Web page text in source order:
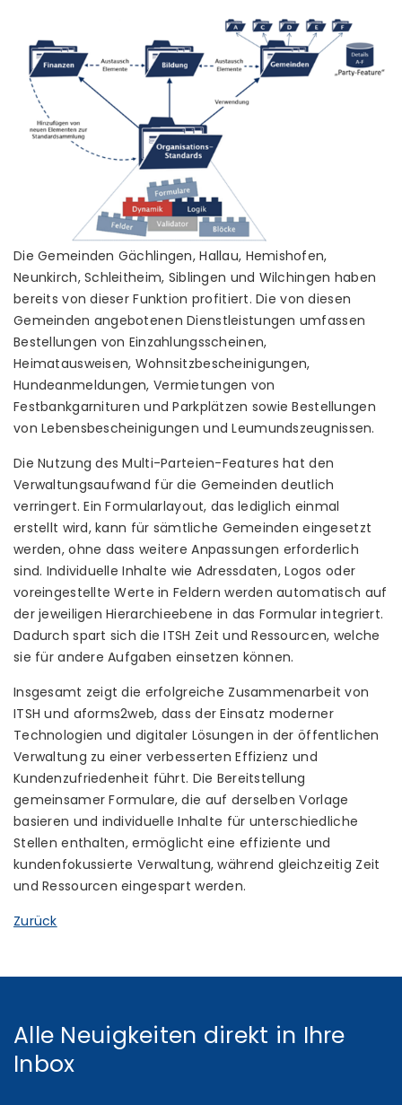
Die Gemeinden Gächlingen, Hallau, Hemishofen,
Neunkirch, Schleitheim, Siblingen und Wilchingen haben
bereits von dieser Funktion profitiert. Die von diesen
Gemeinden angebotenen Dienstleistungen umfassen
Bestellungen von Einzahlungsscheinen,
Heimatausweisen, Wohnsitzbescheinigungen,
Hundeanmeldungen, Vermietungen von
Festbankgarnituren und Parkplätzen sowie Bestellungen
von Lebensbescheinigungen und Leumundszeugnissen.
Die Nutzung des Multi-Parteien-Features hat den
Verwaltungsaufwand für die Gemeinden deutlich
verringert. Ein Formularlayout, das lediglich einmal
erstellt wird, kann für sämtliche Gemeinden eingesetzt
werden, ohne dass weitere Anpassungen erforderlich
sind. Individuelle Inhalte wie Adressdaten, Logos oder
voreingestellte Werte in Feldern werden automatisch auf
der jeweiligen Hierarchieebene in das Formular integriert.
Dadurch spart sich die ITSH Zeit und Ressourcen, welche
sie für andere Aufgaben einsetzen können.
Insgesamt zeigt die erfolgreiche Zusammenarbeit von
ITSH und aforms2web, dass der Einsatz moderner
Technologien und digitaler Lösungen in der öffentlichen
Verwaltung zu einer verbesserten Effizienz und
Kundenzufriedenheit führt. Die Bereitstellung
gemeinsamer Formulare, die auf derselben Vorlage
basieren und individuelle Inhalte für unterschiedliche
Stellen enthalten, ermöglicht eine effiziente und
kundenfokussierte Verwaltung, während gleichzeitig Zeit
und Ressourcen eingespart werden.
Zurück
Alle Neuigkeiten direkt in Ihre
Inbox